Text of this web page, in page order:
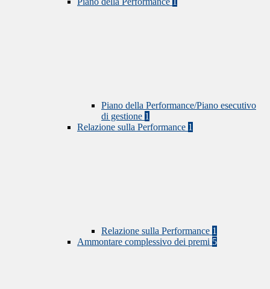
Piano della Performance/Piano esecutivo
di gestione 1
Relazione sulla Performance 1
Relazione sulla Performance 1
Ammontare complessivo dei premi 5